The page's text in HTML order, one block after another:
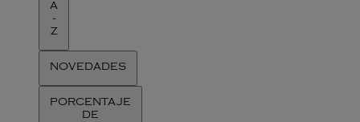
A
-
Z
NOVEDADES
PORCENTAJE
DE